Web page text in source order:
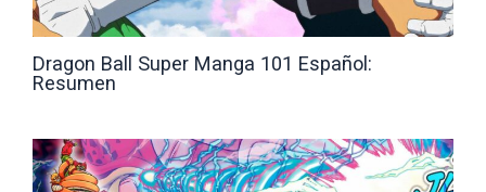
Dragon Ball Super Manga 101 Español:
Resumen